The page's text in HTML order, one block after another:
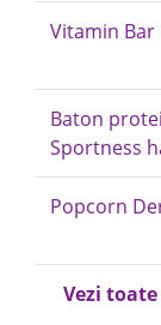
Vitamin Bar
Baton
Sportness
Popcorn
Vezi